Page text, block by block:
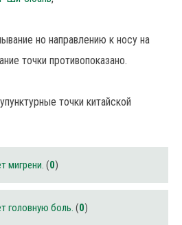
но направлению к носу на
точки противопоказано.
точки китайской
мигрени. (0)
головную боль. (0)